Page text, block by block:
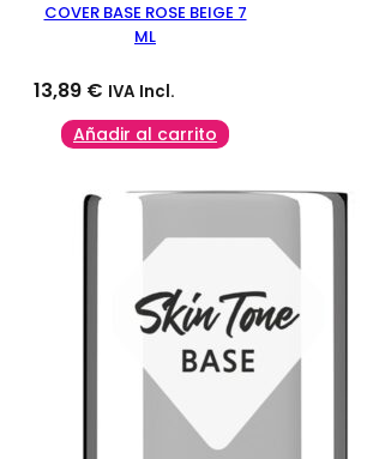
COVER BASE ROSE BEIGE 7
ML
13,89 € IVA Incl.
Añadir al carrito